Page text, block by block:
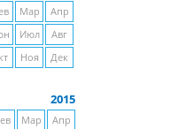
Мар
Апр
Июл
Авг
Ноя Дек
2015
Мар
Апр